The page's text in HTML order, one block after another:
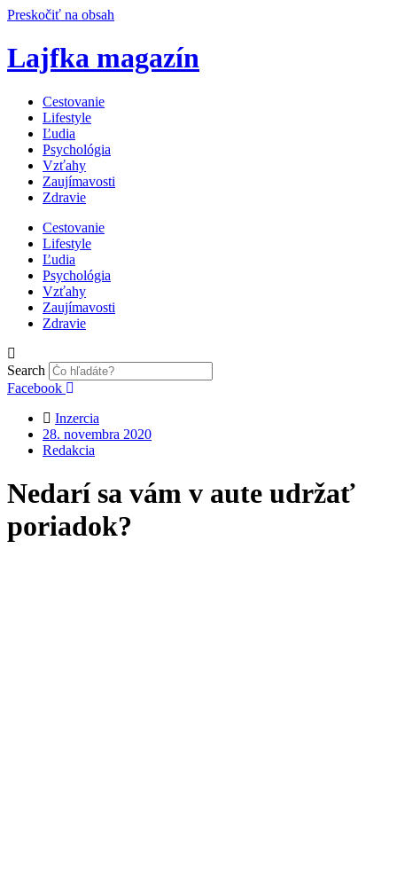
Preskočiť na obsah
Lajfka magazín
Cestovanie
Lifestyle
Ľudia
Psychológia
Vzťahy
Zaujímavosti
Zdravie
Cestovanie
Lifestyle
Ľudia
Psychológia
Vzťahy
Zaujímavosti
Zdravie
Search
Facebook
Inzercia
28. novembra 2020
Redakcia
Nedarí sa vám v aute udržať
poriadok?